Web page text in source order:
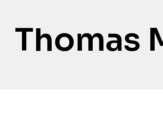
Thomas